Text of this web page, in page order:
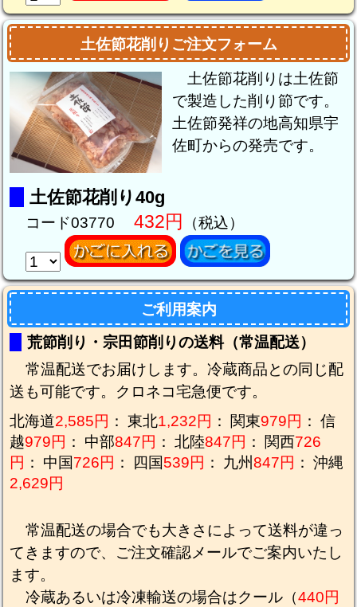
土佐節花削りご注文フォーム
土佐節花削りは土佐節
で製造した削り節です。
土佐節発祥の地高知県宇
佐町からの発売です。
土佐節花削り40g
コード03770 432円 （税込）
ご利用案内
荒節削り・宗田節削りの送料（常温配送）
常温配送でお届けします。冷蔵商品との同じ配
送も可能です。クロネコ宅急便です。
北海道2,585円 ： 東北1,232円 ： 関東979円 ： 信
越979円 ： 中部847円 ： 北陸847円 ： 関西726
円 ： 中国726円 ： 四国539円 ： 九州847円 ： 沖縄
2,629円
常温配送の場合でも大きさによって送料が違っ
てきますので、ご注文確認メールでご案内いたし
ます。
冷蔵あるいは冷凍輸送の場合はクール（440円